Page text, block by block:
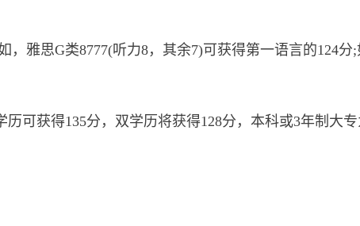
雅思G类8777(听力8，其余7)可获得第一语言的124分
可获得135分，双学历将获得128分，本科或3年制大